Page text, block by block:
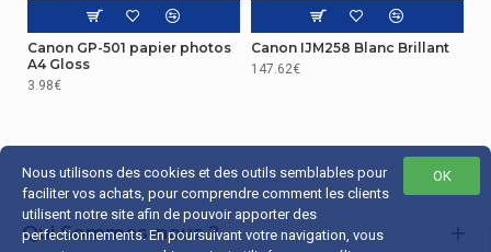
Canon GP-501 papier photos
A4 Gloss
3.98€
Canon IJM258 Blanc Brillant
147.62€
Qui Sommes-nous ?
OK
Nous utilisons des cookies et des outils semblables pour
faciliter vos achats, pour comprendre comment les clients
utilisent notre site afin de pouvoir apporter des
perfectionnements. En poursuivant votre navigation, vous